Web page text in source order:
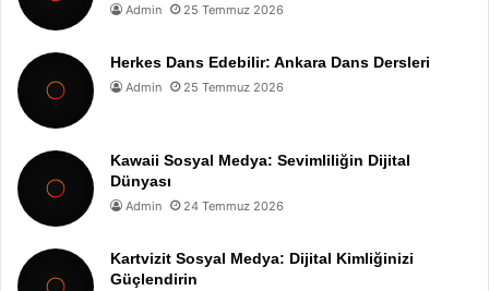
Admin 25 Temmuz 2026
Herkes Dans Edebilir: Ankara Dans Dersleri
Admin 25 Temmuz 2026
Kawaii Sosyal Medya: Sevimliliğin Dijital
Dünyası
Admin 24 Temmuz 2026
Kartvizit Sosyal Medya: Dijital Kimliğinizi
Güçlendirin